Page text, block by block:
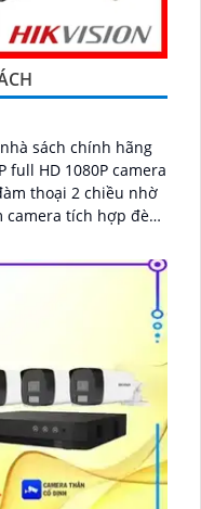
sách chính hãng
full HD 1080P camera
thoại 2 chiều nhờ
camera tích hợp đèn